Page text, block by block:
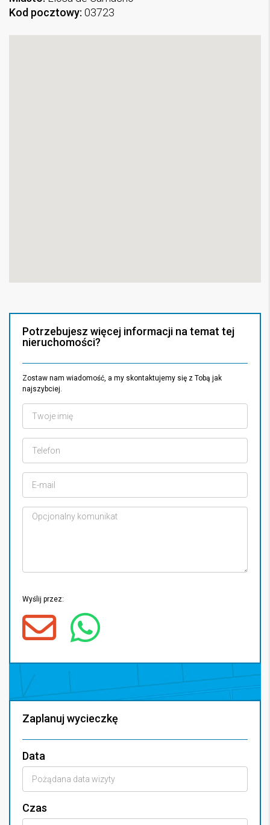
Kod pocztowy: 03723
Potrzebujesz więcej informacji na temat tej
nieruchomości?
Zostaw nam wiadomość, a my skontaktujemy się z Tobą jak
najszybciej.
Wyślij przez:
Zaplanuj wycieczkę
Data
Czas